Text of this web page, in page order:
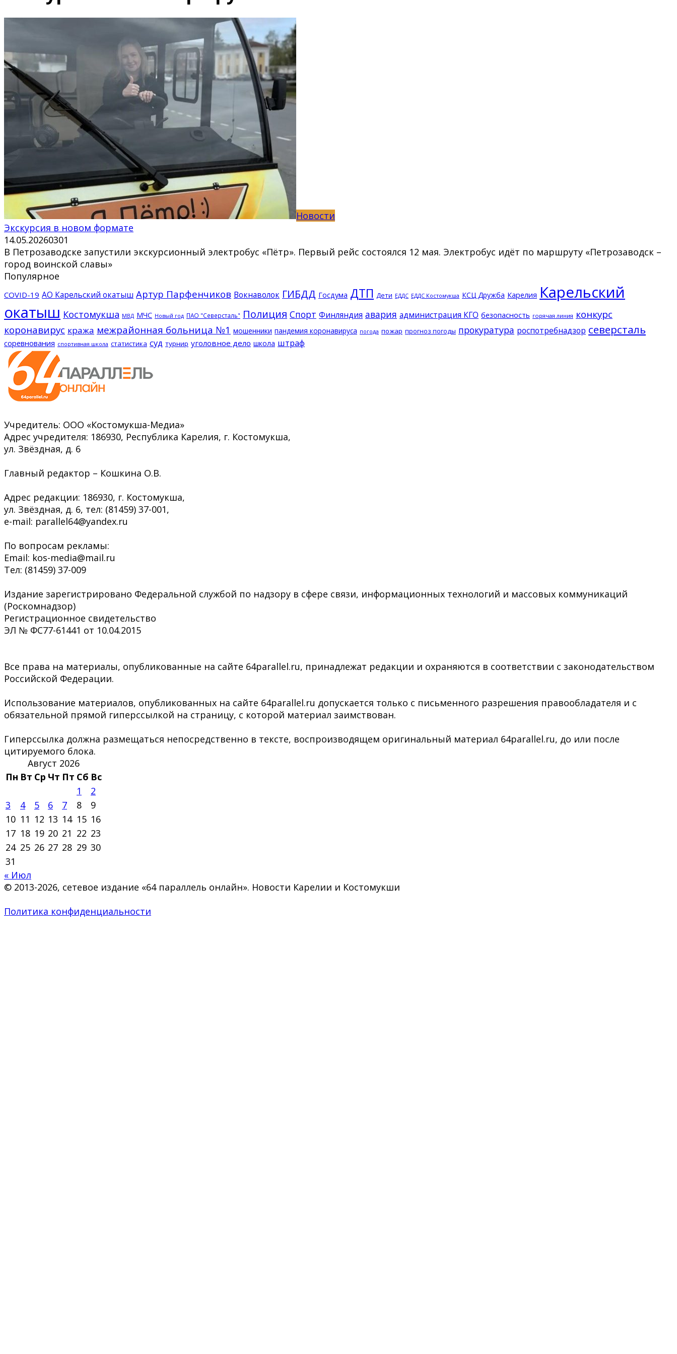
Новости
Экскурсия в новом формате
14.05.20260301
В Петрозаводске запустили экскурсионный электробус «Пётр». Первый рейс состоялся 12 мая. Электробус идёт по маршруту «Петрозаводск –
город воинской славы»
Популярное
COVID-19 АО Карельский окатыш Артур Парфенчиков Вокнаволок ГИБДД Госдума ДТП Дети ЕДДС ЕДДС Костомукша КСЦ Дружба Карелия Карельский
окатыш Костомукша МВД МЧС Новый год ПАО "Северсталь" Полиция Спорт Финляндия авария администрация КГО безопасность горячая линия конкурс
коронавирус кража межрайонная больница №1 мошенники пандемия коронавируса погода пожар прогноз погоды прокуратура роспотребнадзор северсталь
соревнования спортивная школа статистика суд турнир уголовное дело школа штраф
Учредитель: ООО «Костомукша-Медиа»
Адрес учредителя: 186930, Республика Карелия, г. Костомукша,
ул. Звёздная, д. 6
Главный редактор – Кошкина О.В.
Адрес редакции: 186930, г. Костомукша,
ул. Звёздная, д. 6, тел: (81459) 37-001,
e-mail: parallel64@yandex.ru
По вопросам рекламы:
Email: kos-media@mail.ru
Тел: (81459) 37-009
Издание зарегистрировано Федеральной службой по надзору в сфере связи, информационных технологий и массовых коммуникаций
(Роскомнадзор)
Регистрационное свидетельство
ЭЛ № ФС77-61441 от 10.04.2015
Все права на материалы, опубликованные на сайте 64parallel.ru, принадлежат редакции и охраняются в соответствии с законодательством
Российской Федерации.
Использование материалов, опубликованных на сайте 64parallel.ru допускается только с письменного разрешения правообладателя и с
обязательной прямой гиперссылкой на страницу, с которой материал заимствован.
Гиперссылка должна размещаться непосредственно в тексте, воспроизводящем оригинальный материал 64parallel.ru, до или после
цитируемого блока.
Август 2026
Пн Вт Ср Чт Пт Сб Вс
1
2
3
4 5 6 7 8
9
10 11 12 13 14 15 16
17 18 19 20 21 22 23
24 25 26 27 28 29 30
31
« Июл
© 2013-2026, сетевое издание «64 параллель онлайн». Новости Карелии и Костомукши
Политика конфиденциальности